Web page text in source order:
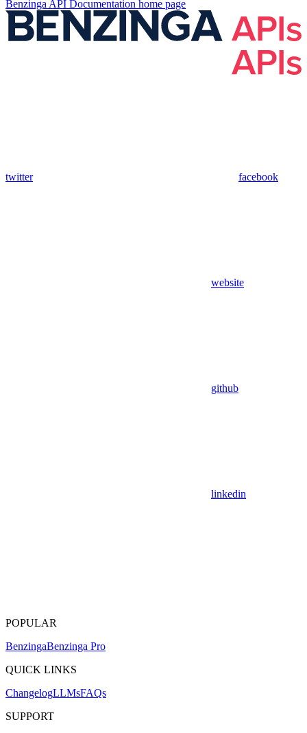
Benzinga API Documentation home page
twitter facebook
website
github
linkedin
POPULAR
BenzingaBenzinga Pro
QUICK LINKS
ChangelogLLMsFAQs
SUPPORT